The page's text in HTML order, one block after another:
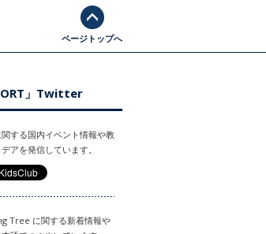
ページトップへ
ORT」Twitter
する国内イベント情報や教
アを発信しています。
Tree に関する新着情報や